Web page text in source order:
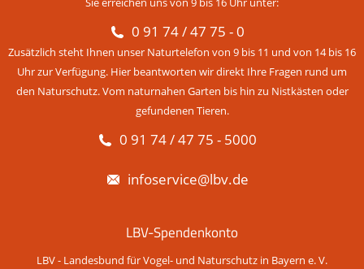
0 91 74 / 47 75 - 0
Zusätzlich steht Ihnen unser Naturtelefon von 9 bis 11 und von 14 bis 16
Uhr zur Verfügung. Hier beantworten wir direkt Ihre Fragen rund um
den Naturschutz. Vom naturnahen Garten bis hin zu Nistkästen oder
gefundenen Tieren.
0 91 74 / 47 75 - 5000
infoservice@lbv.de
LBV-Spendenkonto
LBV - Landesbund für Vogel- und Naturschutz in Bayern e. V.